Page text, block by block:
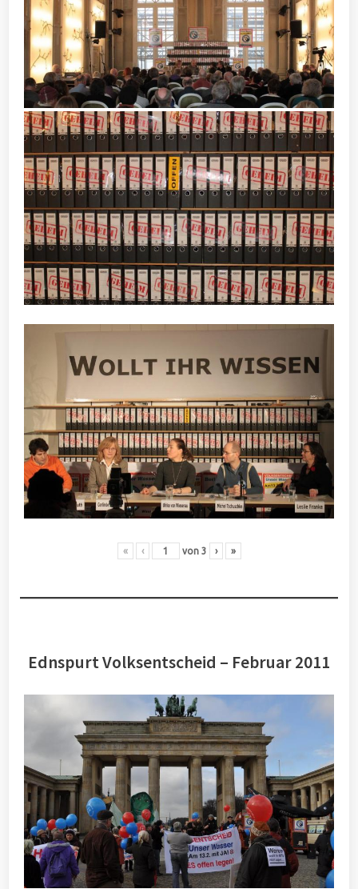
« ‹ von 3 › »
Ednspurt Volksentscheid – Februar 2011